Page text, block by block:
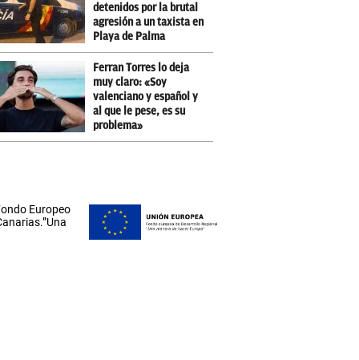
detenidos por la brutal
agresión a un taxista en
Playa de Palma
Ferran Torres lo deja
muy claro: «Soy
valenciano y español y
al que le pese, es su
problema»
Europeo